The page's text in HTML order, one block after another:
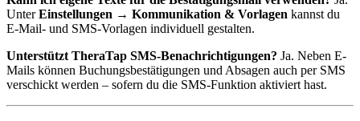
UnterEinstellungen → Kommunikation & Vorlagen kannst du
E-Mail- und SMS-Vorlagen individuell gestalten.
Unterstützt TheraTap SMS-Benachrichtigungen? Ja. Neben E-
Mails können Buchungsbestätigungen und Absagen auch per SMS
verschickt werden – sofern du die SMS-Funktion aktiviert hast.